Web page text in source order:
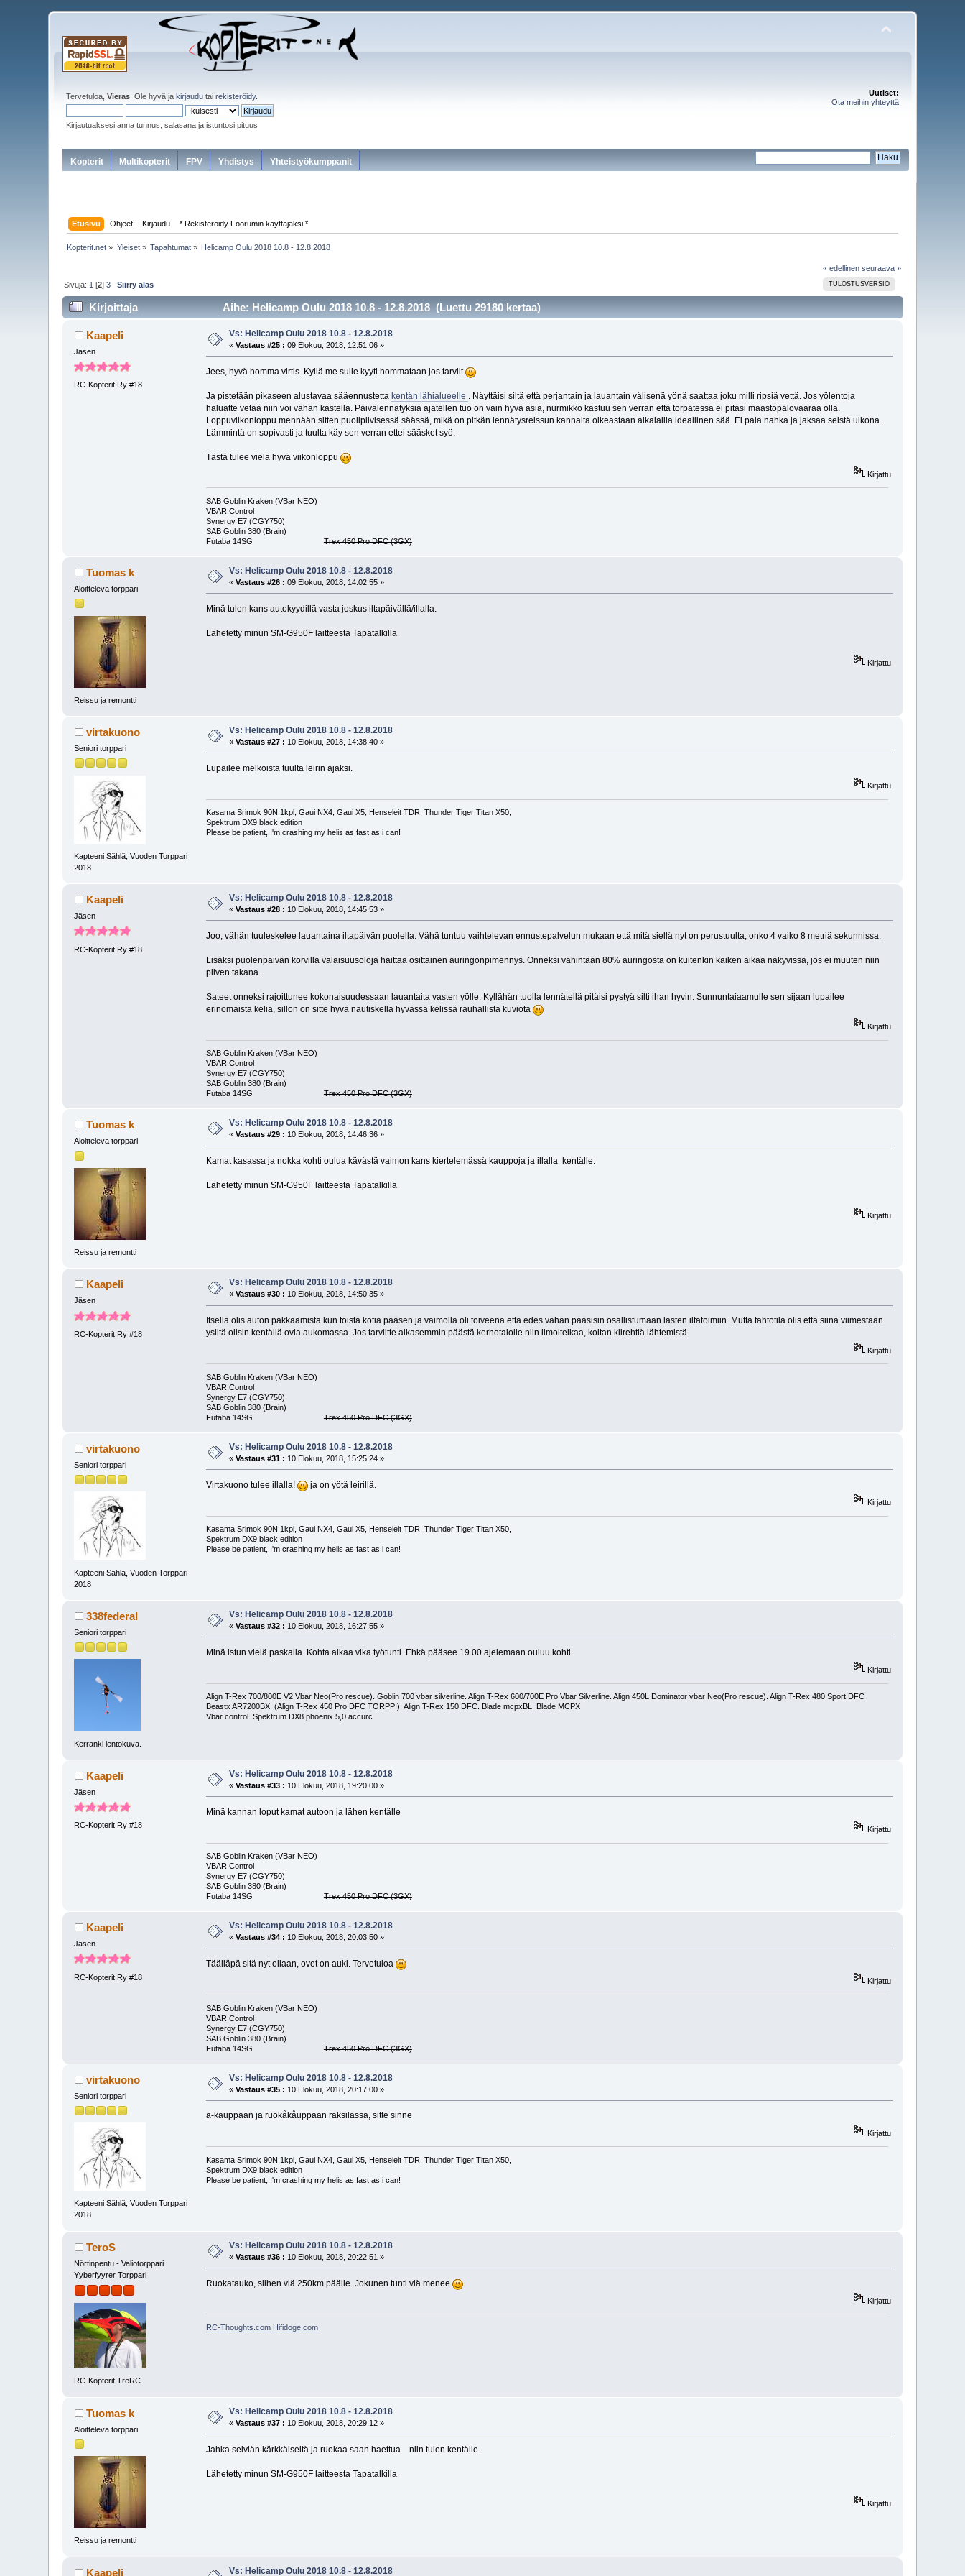
Tervetuloa,Vieras . Ole hyvä jakirjaudu tairekisteröidy.
Kirjautuaksesi anna tunnus, salasana ja istuntosi pituus
Uutiset:
Ota meihin yhteyttä
Kopterit Multikopterit FPV Yhdistys Yhteistyökumppanit
Etusivu Ohjeet Kirjaudu * Rekisteröidy Foorumin käyttäjäksi *
Kopterit.net » Yleiset» Tapahtumat » Helicamp Oulu 2018 10.8 - 12.8.2018
« edellinen seuraava »
TULOSTUSVERSIO
Sivuja: 1 [2]3 Siirry alas
Kirjoittaja Aihe: Helicamp Oulu 2018 10.8 - 12.8.2018 (Luettu 29180 kertaa)
Kaapeli
Jäsen
RC-Kopterit Ry #18
Vs: Helicamp Oulu 2018 10.8 - 12.8.2018
«Vastaus #25 : 09 Elokuu, 2018, 12:51:06 »
Jees, hyvä homma virtis. Kyllä me sulle kyyti hommataan jos tarviit
Ja pistetään pikaseen alustavaa sääennustetta kentän lähialueelle
. Näyttäisi siltä että perjantain ja lauantain välisenä yönä saattaa joku milli ripsiä vettä. Jos yölentoja
haluatte vetää niin voi vähän kastella. Päivälennätyksiä ajatellen tuo on vain hyvä asia, nurmikko kastuu sen verran että torpatessa ei pitäsi maastopalovaaraa olla.
Loppuviikonloppu mennään sitten puolipilvisessä säässä, mikä on pitkän lennätysreissun kannalta oikeastaan aikalailla ideallinen sää. Ei pala nahka ja jaksaa seistä ulkona.
Lämmintä on sopivasti ja tuulta käy sen verran ettei sääsket syö.
Tästä tulee vielä hyvä viikonloppu
Kirjattu
SAB Goblin Kraken (VBar NEO)
VBAR Control
Synergy E7 (CGY750)
SAB Goblin 380 (Brain)
Futaba 14SGTrex 450 Pro DFC (3GX)
Tuomas k
Aloitteleva torppari
Reissu ja remontti
Vs: Helicamp Oulu 2018 10.8 - 12.8.2018
«Vastaus #26 : 09 Elokuu, 2018, 14:02:55 »
Minä tulen kans autokyydillä vasta joskus iltapäivällä/illalla.
Lähetetty minun SM-G950F laitteesta Tapatalkilla
Kirjattu
virtakuono
Seniori torppari
Kapteeni Sählä, Vuoden Torppari
2018
Vs: Helicamp Oulu 2018 10.8 - 12.8.2018
«Vastaus #27 : 10 Elokuu, 2018, 14:38:40 »
Lupailee melkoista tuulta leirin ajaksi.
Kirjattu
Kasama Srimok 90N 1kpl, Gaui NX4, Gaui X5, Henseleit TDR, Thunder Tiger Titan X50,
Spektrum DX9 black edition
Please be patient, I'm crashing my helis as fast as i can!
Kaapeli
Jäsen
RC-Kopterit Ry #18
Vs: Helicamp Oulu 2018 10.8 - 12.8.2018
«Vastaus #28 : 10 Elokuu, 2018, 14:45:53 »
Joo, vähän tuuleskelee lauantaina iltapäivän puolella. Vähä tuntuu vaihtelevan ennustepalvelun mukaan että mitä siellä nyt on perustuulta, onko 4 vaiko 8 metriä sekunnissa.
Lisäksi puolenpäivän korvilla valaisuusoloja haittaa osittainen auringonpimennys. Onneksi vähintään 80% auringosta on kuitenkin kaiken aikaa näkyvissä, jos ei muuten niin
pilven takana.
Sateet onneksi rajoittunee kokonaisuudessaan lauantaita vasten yölle. Kyllähän tuolla lennätellä pitäisi pystyä silti ihan hyvin. Sunnuntaiaamulle sen sijaan lupailee
erinomaista keliä, sillon on sitte hyvä nautiskella hyvässä kelissä rauhallista kuviota
Kirjattu
SAB Goblin Kraken (VBar NEO)
VBAR Control
Synergy E7 (CGY750)
SAB Goblin 380 (Brain)
Futaba 14SGTrex 450 Pro DFC (3GX)
Tuomas k
Aloitteleva torppari
Reissu ja remontti
Vs: Helicamp Oulu 2018 10.8 - 12.8.2018
«Vastaus #29 : 10 Elokuu, 2018, 14:46:36 »
Kamat kasassa ja nokka kohti oulua kävästä vaimon kans kiertelemässä kauppoja ja illalla kentälle.
Lähetetty minun SM-G950F laitteesta Tapatalkilla
Kirjattu
Kaapeli
Jäsen
RC-Kopterit Ry #18
Vs: Helicamp Oulu 2018 10.8 - 12.8.2018
«Vastaus #30 : 10 Elokuu, 2018, 14:50:35 »
Itsellä olis auton pakkaamista kun töistä kotia pääsen ja vaimolla oli toiveena että edes vähän pääsisin osallistumaan lasten iltatoimiin. Mutta tahtotila olis että siinä viimestään
ysiltä olisin kentällä ovia aukomassa. Jos tarviitte aikasemmin päästä kerhotalolle niin ilmoitelkaa, koitan kiirehtiä lähtemistä.
Kirjattu
SAB Goblin Kraken (VBar NEO)
VBAR Control
Synergy E7 (CGY750)
SAB Goblin 380 (Brain)
Futaba 14SGTrex 450 Pro DFC (3GX)
virtakuono
Seniori torppari
Kapteeni Sählä, Vuoden Torppari
2018
Vs: Helicamp Oulu 2018 10.8 - 12.8.2018
«Vastaus #31 : 10 Elokuu, 2018, 15:25:24 »
Virtakuono tulee illalla! ja on yötä leirillä.
Kirjattu
Kasama Srimok 90N 1kpl, Gaui NX4, Gaui X5, Henseleit TDR, Thunder Tiger Titan X50,
Spektrum DX9 black edition
Please be patient, I'm crashing my helis as fast as i can!
338federal
Seniori torppari
Kerranki lentokuva.
Vs: Helicamp Oulu 2018 10.8 - 12.8.2018
«Vastaus #32 : 10 Elokuu, 2018, 16:27:55 »
Minä istun vielä paskalla. Kohta alkaa vika työtunti. Ehkä pääsee 19.00 ajelemaan ouluu kohti.
Kirjattu
Align T-Rex 700/800E V2 Vbar Neo(Pro rescue). Goblin 700 vbar silverline. Align T-Rex 600/700E Pro Vbar Silverline. Align 450L Dominator vbar Neo(Pro rescue). Align T-Rex 480 Sport DFC
Beastx AR7200BX. (Align T-Rex 450 Pro DFC TORPPI). Align T-Rex 150 DFC. Blade mcpxBL. Blade MCPX
Vbar control. Spektrum DX8 phoenix 5,0 accurc
Kaapeli
Jäsen
RC-Kopterit Ry #18
Vs: Helicamp Oulu 2018 10.8 - 12.8.2018
«Vastaus #33 : 10 Elokuu, 2018, 19:20:00 »
Minä kannan loput kamat autoon ja lähen kentälle
Kirjattu
SAB Goblin Kraken (VBar NEO)
VBAR Control
Synergy E7 (CGY750)
SAB Goblin 380 (Brain)
Futaba 14SGTrex 450 Pro DFC (3GX)
Kaapeli
Jäsen
RC-Kopterit Ry #18
Vs: Helicamp Oulu 2018 10.8 - 12.8.2018
«Vastaus #34 : 10 Elokuu, 2018, 20:03:50 »
Täälläpä sitä nyt ollaan, ovet on auki. Tervetuloa
Kirjattu
SAB Goblin Kraken (VBar NEO)
VBAR Control
Synergy E7 (CGY750)
SAB Goblin 380 (Brain)
Futaba 14SGTrex 450 Pro DFC (3GX)
virtakuono
Seniori torppari
Kapteeni Sählä, Vuoden Torppari
2018
Vs: Helicamp Oulu 2018 10.8 - 12.8.2018
«Vastaus #35 : 10 Elokuu, 2018, 20:17:00 »
a-kauppaan ja ruokåkåuppaan raksilassa, sitte sinne
Kirjattu
Kasama Srimok 90N 1kpl, Gaui NX4, Gaui X5, Henseleit TDR, Thunder Tiger Titan X50,
Spektrum DX9 black edition
Please be patient, I'm crashing my helis as fast as i can!
TeroS
Nörtinpentu - Valiotorppari
Yyberfyyrer Torppari
RC-Kopterit TreRC
Vs: Helicamp Oulu 2018 10.8 - 12.8.2018
«Vastaus #36 : 10 Elokuu, 2018, 20:22:51 »
Ruokatauko, siihen viä 250km päälle. Jokunen tunti viä menee
Kirjattu
RC-Thoughts.com Hifidoge.com
Tuomas k
Aloitteleva torppari
Reissu ja remontti
Vs: Helicamp Oulu 2018 10.8 - 12.8.2018
«Vastaus #37 : 10 Elokuu, 2018, 20:29:12 »
Jahka selviän kärkkäiseltä ja ruokaa saan haettua niin tulen kentälle.
Lähetetty minun SM-G950F laitteesta Tapatalkilla
Kirjattu
Kaapeli Vs: Helicamp Oulu 2018 10.8 - 12.8.2018